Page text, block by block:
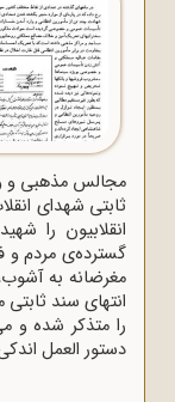
مجالس مذهبی و
ثابتی شهدای
انقلابیون را
گسترده‌ی مردم و
مغرضانه به
انتهای سند
را متذکر شده و
دستور العمل اندکی قبل از